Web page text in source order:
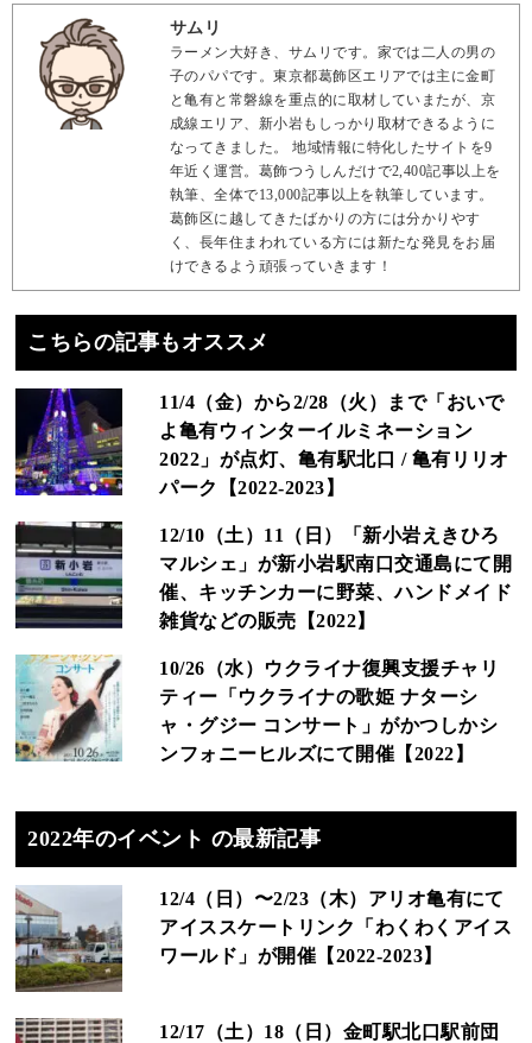
サムリ
ラーメン大好き、サムリです。家では二人の男の
子のパパです。東京都葛飾区エリアでは主に金町
と亀有と常磐線を重点的に取材していまたが、京
成線エリア、新小岩もしっかり取材できるように
なってきました。 地域情報に特化したサイトを9
年近く運営。葛飾つうしんだけで2,400記事以上を
執筆、全体で13,000記事以上を執筆しています。
葛飾区に越してきたばかりの方には分かりやす
く、長年住まわれている方には新たな発見をお届
けできるよう頑張っていきます！
こちらの記事もオススメ
11/4（金）から2/28（火）まで「おいで
よ亀有ウィンターイルミネーション
2022」が点灯、亀有駅北口 / 亀有リリオ
パーク【2022-2023】
12/10（土）11（日）「新小岩えきひろ
マルシェ」が新小岩駅南口交通島にて開
催、キッチンカーに野菜、ハンドメイド
雑貨などの販売【2022】
10/26（水）ウクライナ復興支援チャリ
ティー「ウクライナの歌姫 ナターシ
ャ・グジー コンサート」がかつしかシ
ンフォニーヒルズにて開催【2022】
2022年のイベント の最新記事
12/4（日）〜2/23（木）アリオ亀有にて
アイススケートリンク「わくわくアイス
ワールド」が開催【2022-2023】
12/17（土）18（日）金町駅北口駅前団